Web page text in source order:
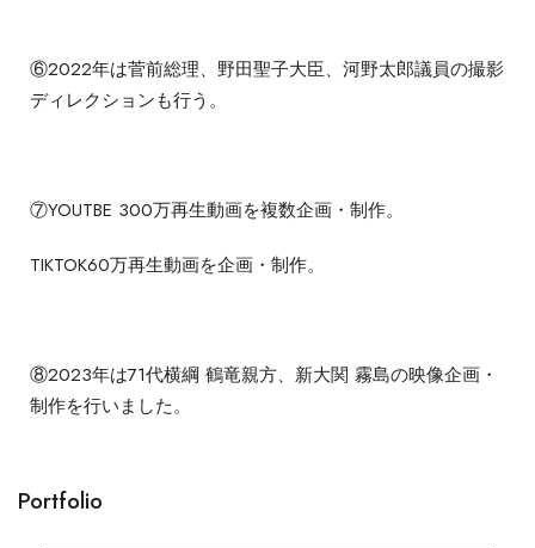
⑥2022年は菅前総理、野田聖子大臣、河野太郎議員の撮影
ディレクションも行う。
⑦YOUTBE 300万再生動画を複数企画・制作。
TIKTOK60万再生動画を企画・制作。
⑧2023年は71代横綱 鶴竜親方、新大関 霧島の映像企画・
制作を行いました。
Portfolio​